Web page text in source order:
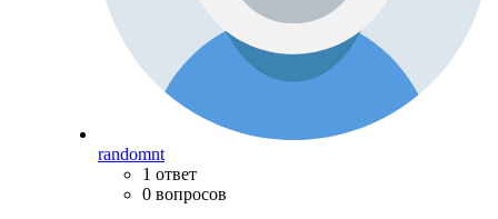
randomnt
1 ответ
0 вопросов